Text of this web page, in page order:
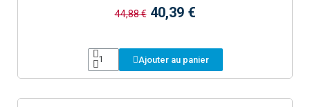
44,88 € 40,39 €
Ajouter au panier